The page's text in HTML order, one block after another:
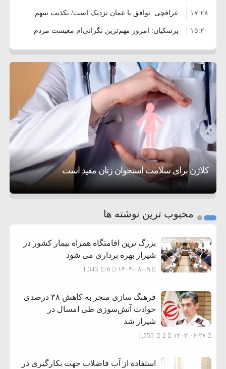
عراقچی: توافق با عمان نزدیک است/ تکذیب سهم
۱۱ درصدی ایران از خزر
۱۷:۲۸
پزشکیان: امروز مهم‌ترین نگرانی‌ام معیشت مردم
است
۱۵:۲۰
ترامپ: مذاکرات با تهران خوب پیش می‌رود ۸:۳۶
بازداشت سفیر پیشین فلسطین در لبنان به اتهام
فساد و اختلاس اموال
۱۰:۳۳
حادثه دریایی در نزدیکی سواحل عمان ۵:۱۷
معاون دفتر پزشکیان: ادعای استعفای رئیس‌جمهور
واهی و کذب محض است
۴:۴۱
زمان و تاریخ مذاکرات آمریکا و ایران هنوز نهایی
نشده است
۲۰:۳۹
وزیر جنگ آمریکا: ماشین جنگی ما آماده حمله
نظامی علیه ایران است
۶:۵۰
موافقت ترامپ با لغو حمله به ایران ۶:۲۱
کلاژن برای سلامت استخوان زنان مفید است
کمک خورشید به رفع ناترازی برق
تحسین کارگردان «جنگ و صلح» از سینمای ایران؛ روایتی از
عشق عمیق به مردم
3
محبوب ترین نوشته ها
بزرگ ترین اقامتگاه همراه بیمار کشور در
شیراز بهره برداری می شود
۱۴۰۳-۰۸-۰۹ 1,343
فرهنگ سازی منجر به کاهش ۳۸ درصدی
حوادث آتش‌سوزی طی امسال در
شیراز شد
۱۴۰۳-۰۶-۲۷ 1,555
استفاده از آب فاضلاب جهت بکارگیری در